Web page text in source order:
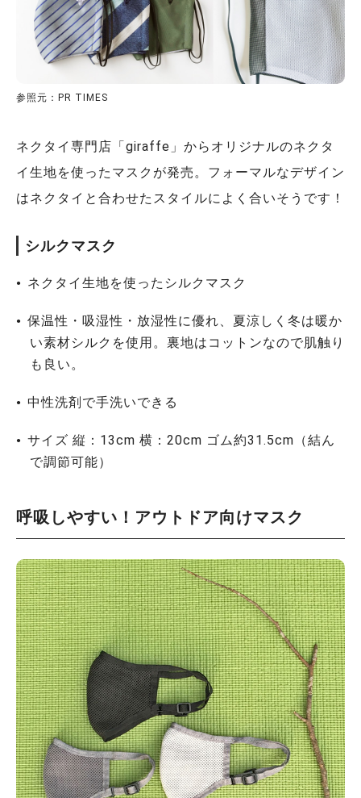
参照元：PR TIMES
ネクタイ専門店「giraffe」からオリジナルのネクタ
イ生地を使ったマスクが発売。フォーマルなデザイン
はネクタイと合わせたスタイルによく合いそうです！
シルクマスク
ネクタイ生地を使ったシルクマスク
保温性・吸湿性・放湿性に優れ、夏涼しく冬は暖か
い素材シルクを使用。裏地はコットンなので肌触り
も良い。
中性洗剤で手洗いできる
サイズ 縦：13cm 横：20cm ゴム約31.5cm（結ん
で調節可能）
呼吸しやすい！アウトドア向けマスク